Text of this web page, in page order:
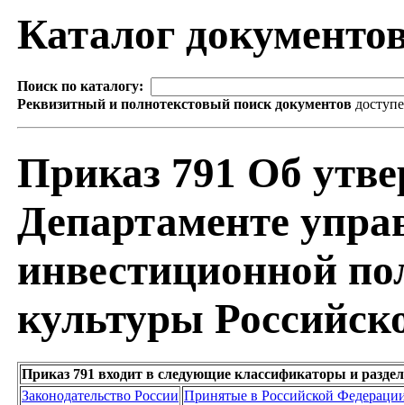
Каталог
Поиск по каталогу:
Реквизитный и полнотекстовый поиск документов
Приказ 791 Об
Департаменте
инвестиционной
культуры
Приказ 791 входит в следующие классификаторы и
Законодательство России Принятые в Российской